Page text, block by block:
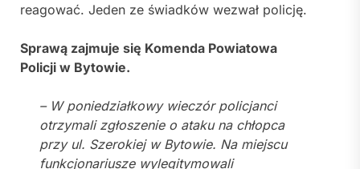
reagować. Jeden ze świadków wezwał policję.
Sprawą zajmuje się Komenda Powiatowa
Policji w Bytowie.
– W poniedziałkowy wieczór policjanci
otrzymali zgłoszenie o ataku na chłopca
przy ul. Szerokiej w Bytowie. Na miejscu
funkcjonariusze wylegitymowali